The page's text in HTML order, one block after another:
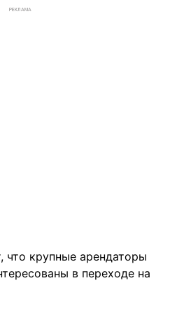
РЕКЛАМА
что крупные арендаторы
в переходе на